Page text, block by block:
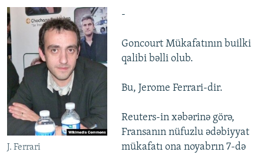
ARAŞDIRMA
MULTIMEDIA
VIDEO
FOTOQALEREYA
İNFOQRAFIKA
KARIKATURA
RADIO ARXIV
OXU ZALI
AZƏRBAYCAN ƏDƏBIYYATI KITABXANASI
İSLAM VƏ DEMOKRATIYA
İZ - MƏDƏNIYYƏT PROQRAMI
HAQQIMIZDA
MISSIYAMIZ
PEŞƏ ETIKASI VƏ JURNALISTIKA STANDARTLARIMIZ
MATERIALLARIMIZDAN ISTIFADƏ
BIZI IZLƏ
J. Ferrari
-
Goncourt Mükafatının builki
qalibi bəlli olub.
Bu, Jerome Ferrari-dir.
Reuters-in xəbərinə görə,
Fransanın nüfuzlu ədəbiyyat
mükafatı ona noyabrın 7-də